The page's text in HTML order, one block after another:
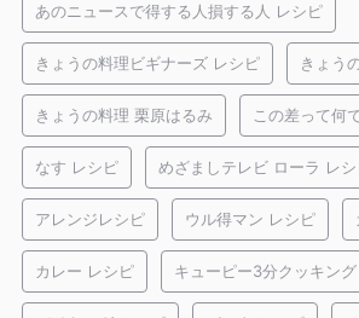
あのニュースで得する人損する人 レシピ
きょうの料理ビギナーズ レシピ きょう
きょうの料理 栗原はるみ この差って何
なす レシピ めざましテレビ ローラ レ
アレンジレシピ ウル得マン レシピ
カレー レシピ キューピー3分クッキン